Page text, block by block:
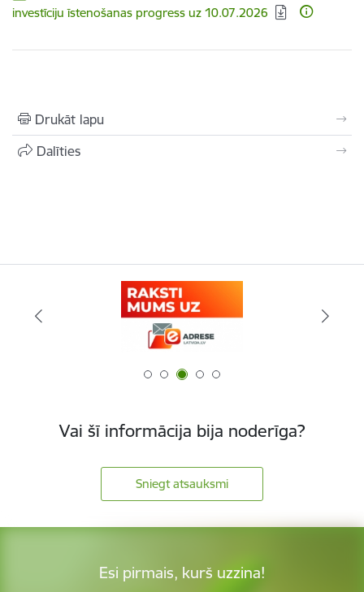
investīciju īstenošanas progress uz 10.07.2026
Drukāt lapu
Dalīties
Vai šī informācija bija noderīga?
Sniegt atsauksmi
Esi pirmais, kurš uzzina!